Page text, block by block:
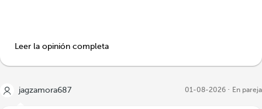
Leer la opinión completa
jagzamora687 01-08-2026 En pareja